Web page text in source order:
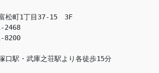
松町1丁目37-15　3F
2468
8200
口駅・武庫之荘駅より各徒歩15分